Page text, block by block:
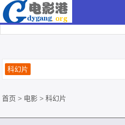
科幻片
首页 > 电影 >科幻片